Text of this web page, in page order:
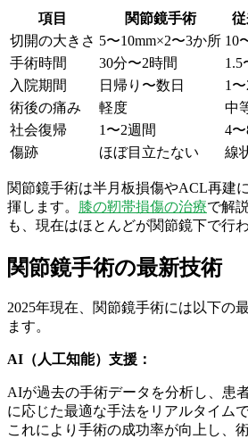
項目 関節鏡手術
切開の大きさ 5〜10mm×2〜3か所 10
手術時間
30分〜2時間
1.5
入院期間
日帰り〜数日
1
術後の痛み
軽度
中
社会復帰
1〜2週間
4
傷跡
ほぼ目立たない 線
関節鏡手術は半月板損傷やACL再建
揮します。 膝の靭帯損傷の治療で解
も、現在はほとんどが関節鏡下で行
関節鏡手術の最新技術
2025年現在、関節鏡手術には以下の
ます。
AI（人工知能）支援：
AIが過去の手術データを分析し、患
に応じた最適な手法をリアルタイム
これにより手術の成功率が向上し、